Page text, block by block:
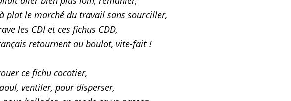
plat le marché du travail sans sourciller,
les CDI et ces fichus CDD,
retournent au boulot, vite-fait !
ce fichu cocotier,
ventiler, pour disperser,